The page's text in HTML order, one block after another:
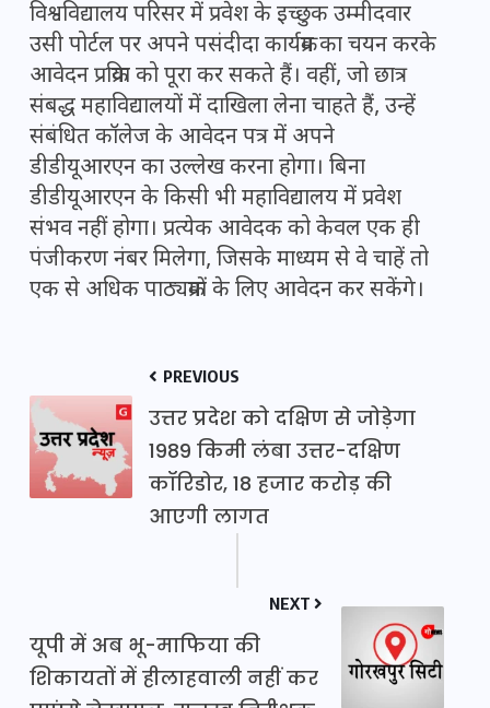
विश्वविद्यालय परिसर में प्रवेश के इच्छुक उम्मीदवार
उसी पोर्टल पर अपने पसंदीदा कार्यक्रम का चयन करके
आवेदन प्रक्रिया को पूरा कर सकते हैं। वहीं, जो छात्र
संबद्ध महाविद्यालयों में दाखिला लेना चाहते हैं, उन्हें
संबंधित कॉलेज के आवेदन पत्र में अपने
डीडीयूआरएन का उल्लेख करना होगा। बिना
डीडीयूआरएन के किसी भी महाविद्यालय में प्रवेश
संभव नहीं होगा। प्रत्येक आवेदक को केवल एक ही
पंजीकरण नंबर मिलेगा, जिसके माध्यम से वे चाहें तो
एक से अधिक पाठ्यक्रमों के लिए आवेदन कर सकेंगे।
PREVIOUS
उत्तर प्रदेश को दक्षिण से जोड़ेगा
1989 किमी लंबा उत्तर-दक्षिण
कॉरिडोर, 18 हजार करोड़ की
आएगी लागत
NEXT
यूपी में अब भू-माफिया की
शिकायतों में हीलाहवाली नहीं कर